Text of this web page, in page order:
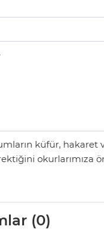
küfür, hakaret
okurlarımıza
(0)